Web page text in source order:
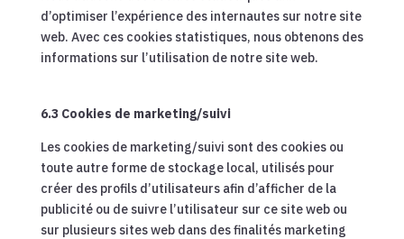
d’optimiser l’expérience des internautes sur notre site
web. Avec ces cookies statistiques, nous obtenons des
informations sur l’utilisation de notre site web.
6.3 Cookies de marketing/suivi
Les cookies de marketing/suivi sont des cookies ou
toute autre forme de stockage local, utilisés pour
créer des profils d’utilisateurs afin d’afficher de la
publicité ou de suivre l’utilisateur sur ce site web ou
sur plusieurs sites web dans des finalités marketing